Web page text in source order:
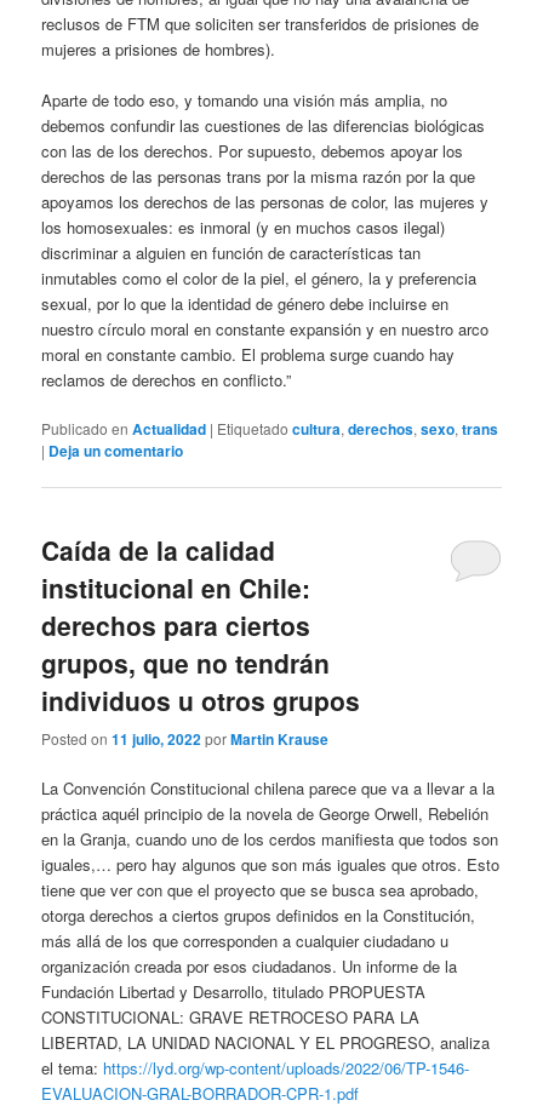
reclusos de FTM que soliciten ser transferidos de prisiones de
mujeres a prisiones de hombres).
Aparte de todo eso, y tomando una visión más amplia, no
debemos confundir las cuestiones de las diferencias biológicas
con las de los derechos. Por supuesto, debemos apoyar los
derechos de las personas trans por la misma razón por la que
apoyamos los derechos de las personas de color, las mujeres y
los homosexuales: es inmoral (y en muchos casos ilegal)
discriminar a alguien en función de características tan
inmutables como el color de la piel, el género, la y preferencia
sexual, por lo que la identidad de género debe incluirse en
nuestro círculo moral en constante expansión y en nuestro arco
moral en constante cambio. El problema surge cuando hay
reclamos de derechos en conflicto.”
Publicado en Actualidad | Etiquetado cultura,derechos,sexo,trans
| Deja un comentario
Caída de la calidad
institucional en Chile:
derechos para ciertos
grupos, que no tendrán
individuos u otros grupos
Posted on11 julio, 2022porMartin Krause
La Convención Constitucional chilena parece que va a llevar a la
práctica aquél principio de la novela de George Orwell, Rebelión
en la Granja, cuando uno de los cerdos manifiesta que todos son
iguales,… pero hay algunos que son más iguales que otros. Esto
tiene que ver con que el proyecto que se busca sea aprobado,
otorga derechos a ciertos grupos definidos en la Constitución,
más allá de los que corresponden a cualquier ciudadano u
organización creada por esos ciudadanos. Un informe de la
Fundación Libertad y Desarrollo, titulado PROPUESTA
CONSTITUCIONAL: GRAVE RETROCESO PARA LA
LIBERTAD, LA UNIDAD NACIONAL Y EL PROGRESO, analiza
el tema: https://lyd.org/wp-content/uploads/2022/06/TP-1546-
EVALUACION-GRAL-BORRADOR-CPR-1.pdf